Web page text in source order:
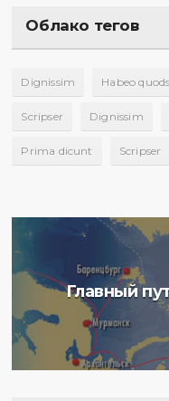
Облако тегов
Dignissim Habeo quods
Scripser Dignissim
Prima dicunt Scripser
Главный